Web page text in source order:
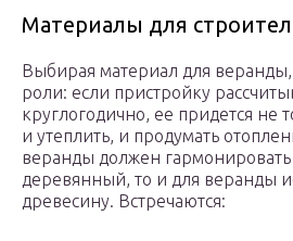
Материалы для
Выбирая материал для
роли: если пристройку
круглогодично, ее придется не
и утеплить, и продумать
веранды должен
деревянный, то и для веранды
древесину. Встречаются: